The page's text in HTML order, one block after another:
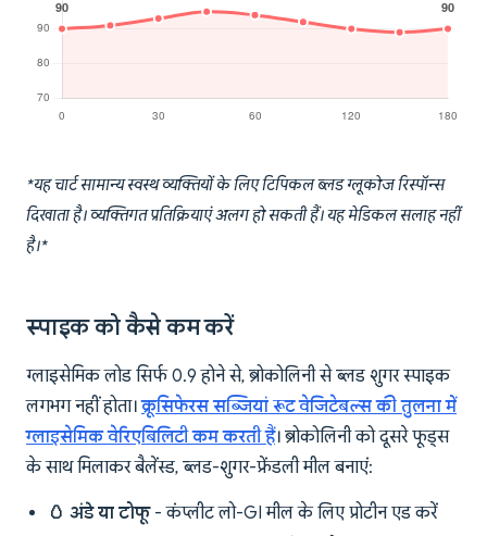
*यह चार्ट सामान्य स्वस्थ व्यक्तियों के लिए टिपिकल ब्लड ग्लूकोज रिस्पॉन्स
दिखाता है। व्यक्तिगत प्रतिक्रियाएं अलग हो सकती हैं। यह मेडिकल सलाह नहीं
है।*
स्पाइक को कैसे कम करें
ग्लाइसेमिक लोड सिर्फ 0.9 होने से, ब्रोकोलिनी से ब्लड शुगर स्पाइक
लगभग नहीं होता।क्रूसिफेरस सब्जियां रूट वेजिटेबल्स की तुलना में
ग्लाइसेमिक वेरिएबिलिटी कम करती हैं। ब्रोकोलिनी को दूसरे फूड्स
के साथ मिलाकर बैलेंस्ड, ब्लड-शुगर-फ्रेंडली मील बनाएं:
🥚 अंडे या टोफू- कंप्लीट लो-GI मील के लिए प्रोटीन एड करें